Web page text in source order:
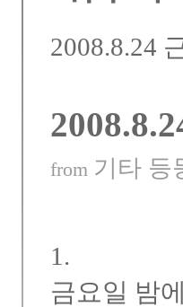
2008.8.24
from 기타 등
1.
금요일 밤